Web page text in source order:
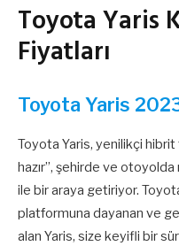
Toyota Yaris
Fiyatları
Toyota Yaris
Toyota Yaris, yenilikçi
hazır”, şehirde ve
ile bir araya getiriyor.
platformuna dayanan ve
alan Yaris, size keyifli bir